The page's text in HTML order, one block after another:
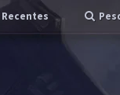
Recentes